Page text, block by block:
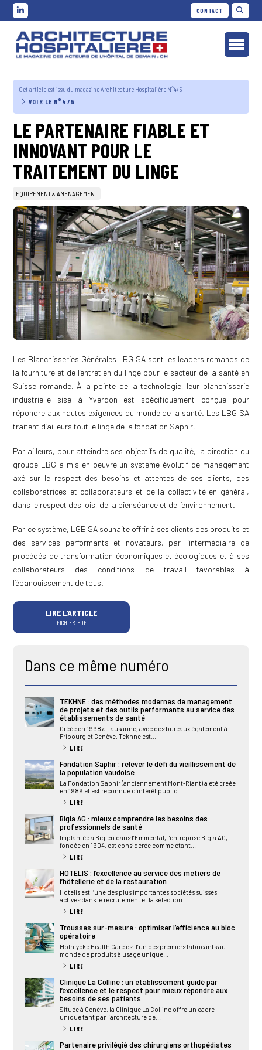
CONTACT
Cet article est issu du magazine Architecture Hospitalière N°4/5
VOIR LE N°4/5
LE PARTENAIRE FIABLE ET
INNOVANT POUR LE
TRAITEMENT DU LINGE
EQUIPEMENT & AMENAGEMENT
Les Blanchisseries Générales LBG SA sont les leaders romands de
la fourniture et de l’entretien du linge pour le secteur de la santé en
Suisse romande. À la pointe de la technologie, leur blanchisserie
industrielle sise à Yverdon est spécifiquement conçue pour
répondre aux hautes exigences du monde de la santé. Les LBG SA
traitent d’ailleurs tout le linge de la fondation Saphir.
Par ailleurs, pour atteindre ses objectifs de qualité, la direction du
groupe LBG a mis en oeuvre un système évolutif de management
axé sur le respect des besoins et attentes de ses clients, des
collaboratrices et collaborateurs et de la collectivité en général,
dans le respect des lois, de la bienséance et de l’environnement.
Par ce système, LGB SA souhaite offrir à ses clients des produits et
des services performants et novateurs, par l’intermédiaire de
procédés de transformation économiques et écologiques et à ses
collaborateurs des conditions de travail favorables à
l’épanouissement de tous.
LIRE L'ARTICLE
FICHIER .PDF
Dans ce même numéro
TEKHNE : des méthodes modernes de management
de projets et des outils performants au service des
établissements de santé
Créée en 1998 à Lausanne, avec des bureaux également à
Fribourg et Genève, Tekhne est...
LIRE
Fondation Saphir : relever le défi du vieillissement de
la population vaudoise
La Fondation Saphir (anciennement Mont-Riant) a été créée
en 1989 et est reconnue d’intérêt public...
LIRE
Bigla AG : mieux comprendre les besoins des
professionnels de santé
Implantée à Biglen dans l’Emmental, l’entreprise Bigla AG,
fondée en 1904, est considérée comme étant...
LIRE
HOTELIS : l’excellence au service des métiers de
l’hôtellerie et de la restauration
Hotelis est l’une des plus importantes sociétés suisses
actives dans le recrutement et la sélection...
LIRE
Trousses sur-mesure : optimiser l’efficience au bloc
opératoire
Mölnlycke Health Care est l’un des premiers fabricants au
monde de produits à usage unique...
LIRE
Clinique La Colline : un établissement guidé par
l’excellence et le respect pour mieux répondre aux
besoins de ses patients
Située à Genève, la Clinique La Colline offre un cadre
unique tant par l’architecture de...
LIRE
Partenaire privilégié des chirurgiens orthopédistes